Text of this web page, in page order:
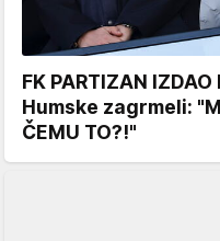
FK PARTIZAN
Humske zagrmeli:
ČEMU TO?!"